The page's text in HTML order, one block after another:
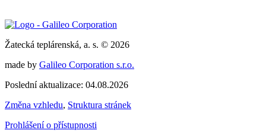
Žatecká teplárenská, a. s. © 2026
made by Galileo Corporation s.r.o.
Poslední aktualizace: 04.08.2026
Změna vzhledu, Struktura stránek
Prohlášení o přístupnosti